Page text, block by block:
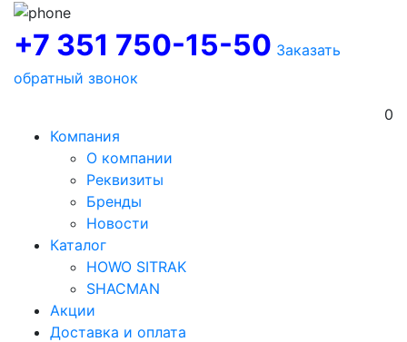
+7 351 750-15-50 Заказать
обратный звонок
0
Компания
О компании
Реквизиты
Бренды
Новости
Каталог
HOWO SITRAK
SHACMAN
Акции
Доставка и оплата